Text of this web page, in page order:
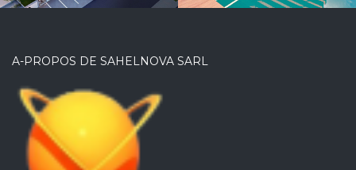
A-PROPOS DE SAHELNOVA SARL